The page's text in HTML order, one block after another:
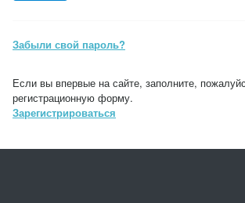
Забыли свой пароль?
Если вы впервые на сайте, заполните,
регистрационную форму.
Зарегистрироваться